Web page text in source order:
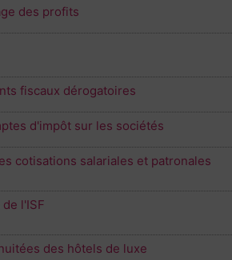
des profits
fiscaux dérogatoires
d'impôt sur les sociétés
cotisations salariales et patronales
l'ISF
des hôtels de luxe